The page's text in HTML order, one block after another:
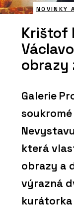
NOVINKY
Krištof
obrazy
Galerie
která
obrazy a
výrazná
kurátorka